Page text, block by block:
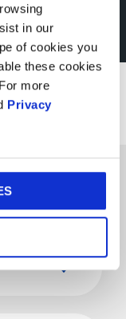
in our
of cookies you
these cookies
more
Privacy
z
center